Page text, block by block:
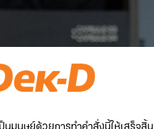
มนุษย์ด้วยการทำคำสั่งนี้ให้เสร็จสิ้น